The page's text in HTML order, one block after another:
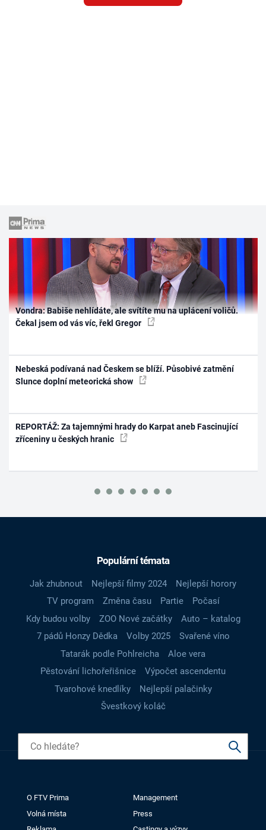
Vondra: Babiše nehlídáte, ale svítíte mu na uplácení voličů.
Čekal jsem od vás víc, řekl Gregor
Nebeská podívaná nad Českem se blíží. Působivé zatmění
Slunce doplní meteorická show
REPORTÁŽ: Za tajemnými hrady do Karpat aneb Fascinující
zříceniny u českých hranic
Populární témata
Jak zhubnout Nejlepší filmy 2024
Nejlepší horory
TV program
Změna času Partie
Počasí
Kdy budou volby
ZOO Nové začátky
Auto – katalog
7 pádů Honzy Dědka
Volby 2025
Svařené víno
Tatarák podle Pohlreicha
Aloe vera
Pěstování lichořeřišnice
Výpočet ascendentu
Tvarohové knedlíky
Nejlepší palačinky
Švestkový koláč
O FTV Prima
Management
Volná místa
Press